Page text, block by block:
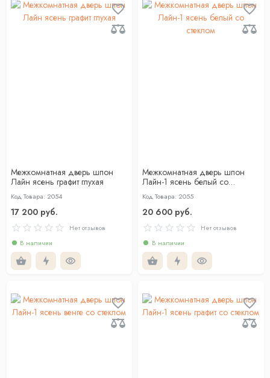
Межкомнатная дверь шпон
Лайн ясень графит глухая
Код Товара: 2054
17 200 руб.
Нет отзывов
В наличии
Межкомнатная дверь шпон
Лайн-1 ясень белый со
стеклом
Код Товара: 2055
20 600 руб.
Нет отзывов
В наличии